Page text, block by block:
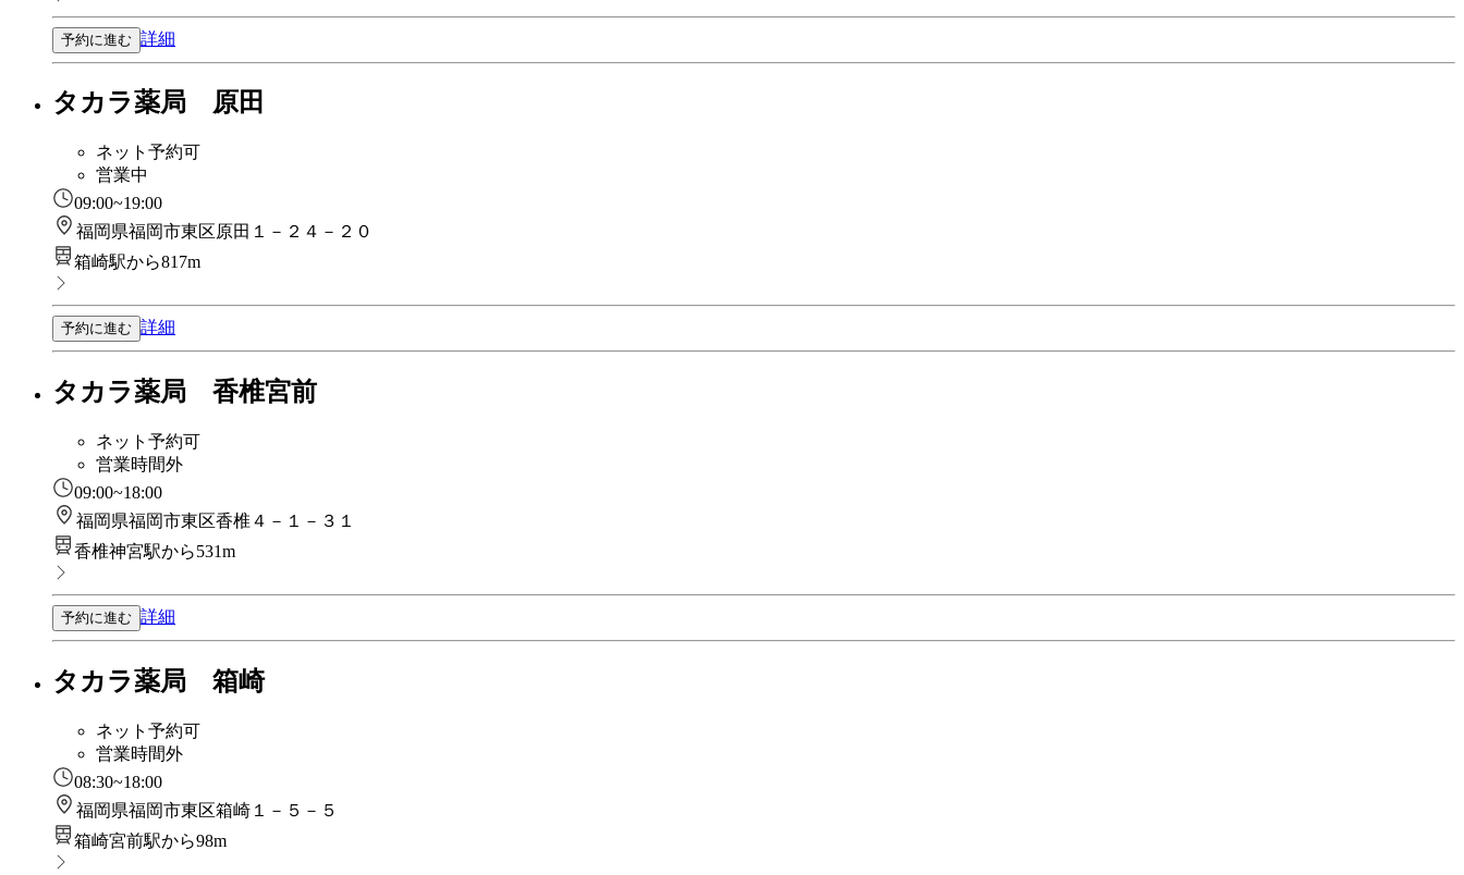
予約に進む 詳細
タカラ薬局 原田
ネット予約可
営業中
09:00~19:00
福岡県福岡市東区原田１－２４－２０
箱崎駅から817m
予約に進む 詳細
タカラ薬局 香椎宮前
ネット予約可
営業時間外
09:00~18:00
福岡県福岡市東区香椎４－１－３１
香椎神宮駅から531m
予約に進む 詳細
タカラ薬局 箱崎
ネット予約可
営業時間外
08:30~18:00
福岡県福岡市東区箱崎１－５－５
箱崎宮前駅から98m